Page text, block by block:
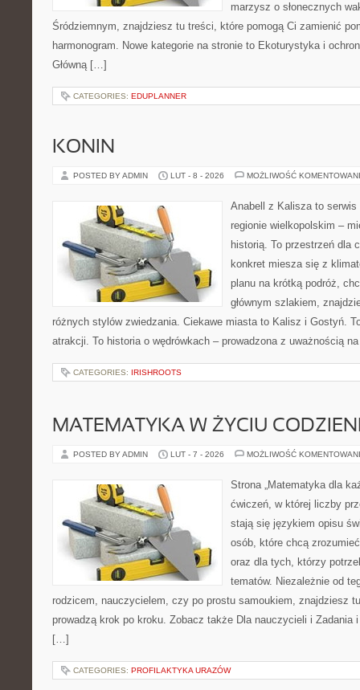
marzysz o słonecznych
Śródziemnym, znajdziesz tu treści, które pomogą Ci zamienić
harmonogram. Nowe kategorie na stronie to Ekoturystyka i
Główną […]
CATEGORIES: EDUPLANNER
KONIN
POSTED BY ADMIN LUT - 8 - 2026 MOŻLIWOŚĆ
Anabell z Kalisza to
regionie wielkopolskim –
historią. To przestrzeń dla
konkret miesza się z
planu na krótką podróż,
głównym szlakiem,
różnych stylów zwiedzania. Ciekawe miasta to Kalisz i Gostyń.
atrakcji. To historia o wędrówkach – prowadzona z uważnością
CATEGORIES: IRISHROOTS
MATEMATYKA W ŻYCIU
POSTED BY ADMIN LUT - 7 - 2026 MOŻLIWOŚĆ
Strona „Matematyka dla
ćwiczeń, w której liczby
stają się językiem opisu
osób, które chcą
oraz dla tych, którzy
tematów. Niezależnie od
rodzicem, nauczycielem, czy po prostu samoukiem, znajdziesz
prowadzą krok po kroku. Zobacz także Dla nauczycieli i Zadania
[…]
CATEGORIES: PROFILAKTYKA URAZÓW